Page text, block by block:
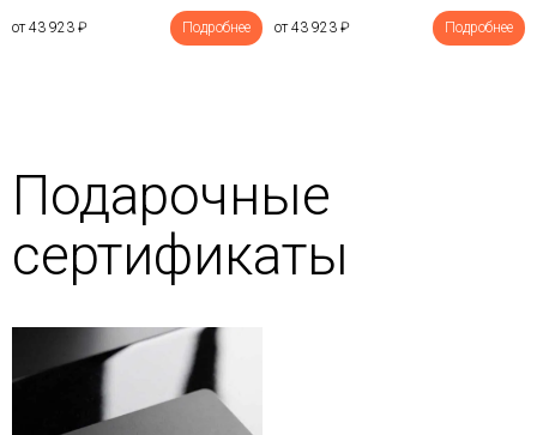
от 43 923 ₽ Подробнее от 43 923 ₽ Подробнее
Подарочные
сертификаты